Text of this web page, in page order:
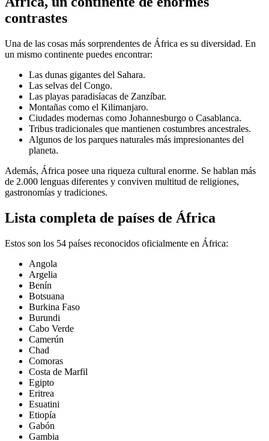
contrastes
Una de las cosas más sorprendentes de África es su diversidad. En
un mismo continente puedes encontrar:
Las dunas gigantes del Sahara.
Las selvas del Congo.
Las playas paradisíacas de Zanzíbar.
Montañas como el Kilimanjaro.
Ciudades modernas como Johannesburgo o Casablanca.
Tribus tradicionales que mantienen costumbres ancestrales.
Algunos de los parques naturales más impresionantes del
planeta.
Además, África posee una riqueza cultural enorme. Se hablan más
de 2.000 lenguas diferentes y conviven multitud de religiones,
gastronomías y tradiciones.
Lista completa de países de África
Estos son los 54 países reconocidos oficialmente en África:
Angola
Argelia
Benín
Botsuana
Burkina Faso
Burundi
Cabo Verde
Camerún
Chad
Comoras
Costa de Marfil
Egipto
Eritrea
Esuatini
Etiopía
Gabón
Gambia